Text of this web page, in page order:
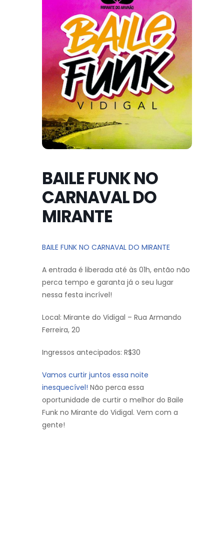
BAILE FUNK NO
CARNAVAL DO
MIRANTE
BAILE FUNK NO CARNAVAL DO MIRANTE
A entrada é liberada até às 01h, então não
perca tempo e garanta já o seu lugar
nessa festa incrível!
Local: Mirante do Vidigal – Rua Armando
Ferreira, 20
Ingressos antecipados: R$30
Vamos curtir juntos essa noite
inesquecível! Não perca essa
oportunidade de curtir o melhor do Baile
Funk no Mirante do Vidigal. Vem com a
gente!